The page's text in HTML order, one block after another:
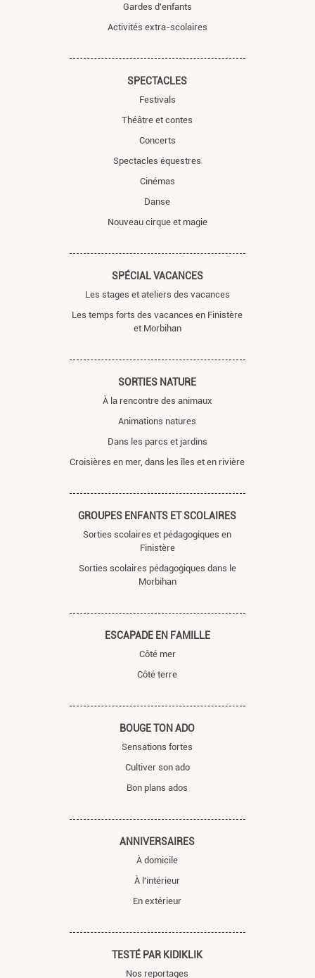
Gardes d'enfants
Activités extra-scolaires
SPECTACLES
Festivals
Théâtre et contes
Concerts
Spectacles équestres
Cinémas
Danse
Nouveau cirque et magie
SPÉCIAL VACANCES
Les stages et ateliers des vacances
Les temps forts des vacances en Finistère
et Morbihan
SORTIES NATURE
À la rencontre des animaux
Animations natures
Dans les parcs et jardins
Croisières en mer, dans les îles et en rivière
GROUPES ENFANTS ET SCOLAIRES
Sorties scolaires et pédagogiques en
Finistère
Sorties scolaires pédagogiques dans le
Morbihan
ESCAPADE EN FAMILLE
Côté mer
Côté terre
BOUGE TON ADO
Sensations fortes
Cultiver son ado
Bon plans ados
ANNIVERSAIRES
À domicile
À l'intérieur
En extérieur
TESTÉ PAR KIDIKLIK
Nos reportages